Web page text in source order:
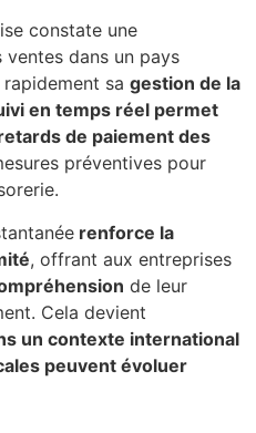
constate une
dans un pays
sa gestion de la
en temps réel permet
de paiement des
préventives pour
renforce la
, offrant aux entreprises
de leur
Cela devient
un contexte international
peuvent évoluer